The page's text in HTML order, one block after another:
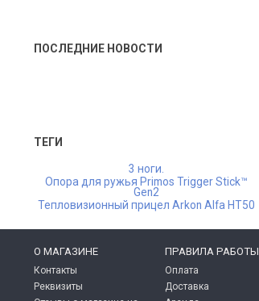
ПОСЛЕДНИЕ НОВОСТИ
ТЕГИ
3 ноги.
Опора для ружья Primos Trigger Stick™
Gen2
Тепловизионный прицел Arkon Alfa HT50
O МАГАЗИНЕ
Контакты
Реквизиты
ПРАВИЛА РАБОТЫ
Оплата
Доставка